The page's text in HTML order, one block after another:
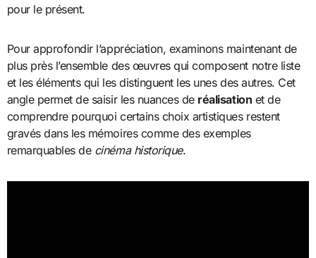
pour le présent.
Pour approfondir l’appréciation, examinons maintenant de
plus près l’ensemble des œuvres qui composent notre liste
et les éléments qui les distinguent les unes des autres. Cet
angle permet de saisir les nuances de réalisation et de
comprendre pourquoi certains choix artistiques restent
gravés dans les mémoires comme des exemples
remarquables de cinéma historique.